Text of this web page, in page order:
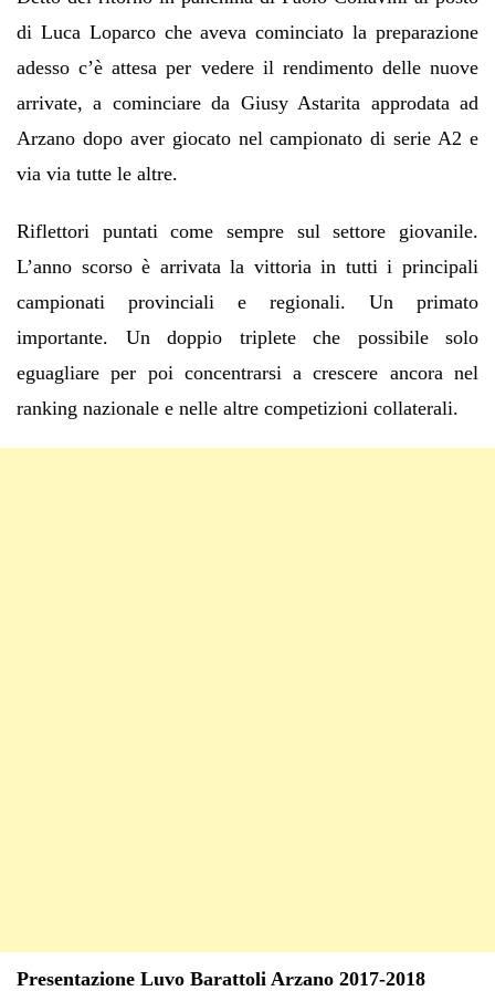
di Luca Loparco che aveva cominciato la preparazione
adesso c’è attesa per vedere il rendimento delle nuove
arrivate, a cominciare da Giusy Astarita approdata ad
Arzano dopo aver giocato nel campionato di serie A2 e
via via tutte le altre.
Riflettori puntati come sempre sul settore giovanile.
L’anno scorso è arrivata la vittoria in tutti i principali
campionati provinciali e regionali. Un primato
importante. Un doppio triplete che possibile solo
eguagliare per poi concentrarsi a crescere ancora nel
ranking nazionale e nelle altre competizioni collaterali.
Presentazione Luvo Barattoli Arzano 2017-2018